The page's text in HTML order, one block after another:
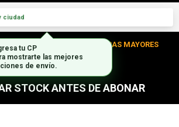
ciudad
DE CABA EN TUS COMPRAS MAYORES
A $300.000
STOCK ANTES DE ABONAR
tu CP
mostrarte las mejores
de envío.